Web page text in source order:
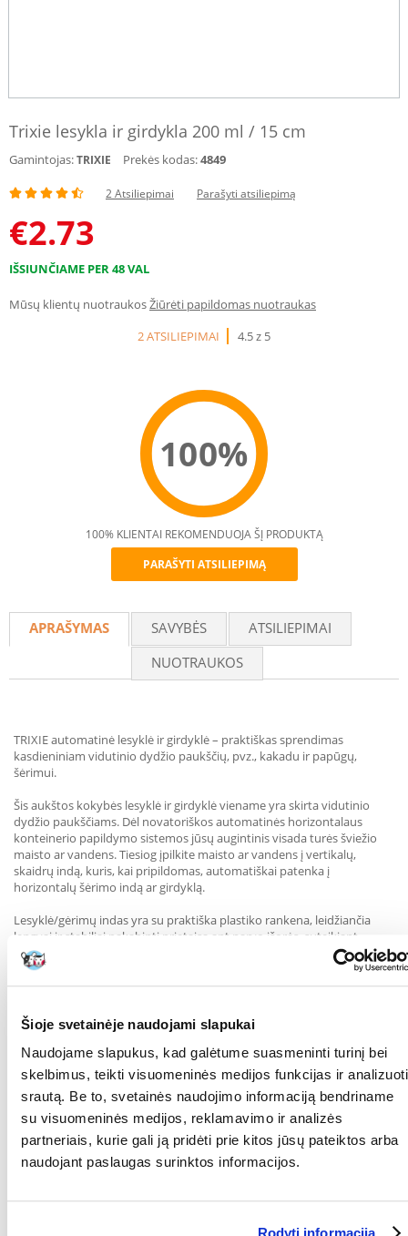
Šioje svetainėje naudojami slapukai
Naudojame slapukus, kad galėtume suasmeninti turinį bei
skelbimus, teikti visuomeninės medijos funkcijas ir analizuoti
srautą. Be to, svetainės naudojimo informaciją bendriname
su visuomeninės medijos, reklamavimo ir analizės
partneriais, kurie gali ją pridėti prie kitos jūsų pateiktos arba
naudojant paslaugas surinktos informacijos.
Rodyti informaciją
Trixie lesykla ir girdykla 200 ml / 15 cm
Gamintojas:TRIXIE Prekės kodas:4849
2 Atsiliepimai Parašyti atsiliepimą
€2.73
IŠSIUNČIAME PER 48 VAL
Mūsų klientų nuotraukosŽiūrėti papildomas nuotraukas
2 ATSILIEPIMAI
4.5 z 5
100%
Recommend
100% KLIENTAI REKOMENDUOJA ŠĮ PRODUKTĄ
PARAŠYTI ATSILIEPIMĄ
APRAŠYMAS SAVYBĖS
ATSILIEPIMAI
NUOTRAUKOS
TRIXIE automatinė lesyklė ir girdyklė – praktiškas sprendimas
kasdieniniam vidutinio dydžio paukščių, pvz., kakadu ir papūgų,
šėrimui.
Šis aukštos kokybės lesyklė ir girdyklė viename yra skirta vidutinio
dydžio paukščiams. Dėl novatoriškos automatinės horizontalaus
konteinerio papildymo sistemos jūsų augintinis visada turės šviežio
maisto ar vandens. Tiesiog įpilkite maisto ar vandens į vertikalų,
skaidrų indą, kuris, kai pripildomas, automatiškai patenka į
horizontalų šėrimo indą ar girdyklą.
Lesyklė/gėrimų indas yra su praktiška plastiko rankena, leidžiančia
lengvai ir stabiliai pakabinti prietaisą ant narvo išorės, suteikiant
paukščiams patogią prieigą, o savininkui – lengvą prieigą pripildyti ir
patikrinti turinį.
Automatinis pašaro ar vandens papildymas – užtikrina nuolatinę
prieigą prie maisto.
Skaidrus indas, leidžiantis lengvai kontroliuoti turinį.
Tvirta, lengvai montuojama plastikinė rankena, skirta pakabinti ant
narvo išorės.
Idealiai tinka vidutinio dydžio paukščiams, pvz., kakadu ir kitoms